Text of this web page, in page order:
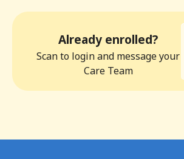
Already enrolled?
Scan to login and message your
Care Team